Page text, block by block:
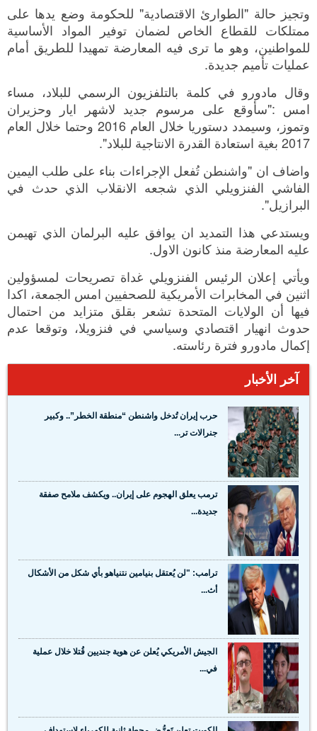
وتجيز حالة "الطوارئ الاقتصادية" للحكومة وضع يدها على
ممتلكات للقطاع الخاص لضمان توفير المواد الأساسية
للمواطنين، وهو ما ترى فيه المعارضة تمهيدا للطريق أمام
عمليات تأميم جديدة.
وقال مادورو في كلمة بالتلفزيون الرسمي للبلاد، مساء
امس :"سأوقع على مرسوم جديد لاشهر ايار وحزيران
وتموز، وسيمدد دستوريا خلال العام 2016 وحتما خلال العام
2017 بغية استعادة القدرة الانتاجية للبلاد".
واضاف ان "واشنطن تُفعل الإجراءات بناء على طلب اليمين
الفاشي الفنزويلي الذي شجعه الانقلاب الذي حدث في
البرازيل".
ويستدعي هذا التمديد ان يوافق عليه البرلمان الذي تهيمن
عليه المعارضة منذ كانون الاول.
ويأتي إعلان الرئيس الفنزويلي غداة تصريحات لمسؤولين
اثنين في المخابرات الأمريكية للصحفيين امس الجمعة، اكدا
فيها أن الولايات المتحدة تشعر بقلق متزايد من احتمال
حدوث انهيار اقتصادي وسياسي في فنزويلا، وتوقعا عدم
إكمال مادورو فترة رئاسته.
آخر الأخبار
حرب إيران تُدخل واشنطن “منطقة الخطر”.. وكبير
جنرالات تر...
ترمب يعلق الهجوم على إيران.. ويكشف ملامح صفقة
جديدة...
ترامب: "لن يُعتقل بنيامين نتنياهو بأي شكل من الأشكال
أث...
الجيش الأمريكي يُعلن عن هوية جنديين قُتلا خلال عملية
في...